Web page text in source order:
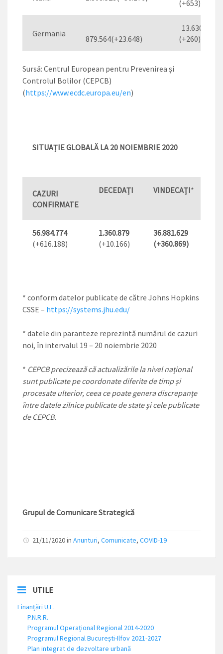
(+653)
Germania
879.564(+23.648)
13.630
(+260)
Sursă: Centrul European pentru Prevenirea și
Controlul Bolilor (CEPCB)
(https://www.ecdc.europa.eu/en)
SITUAȚIE GLOBALĂ LA 20 NOIEMBRIE 2020
CAZURI
CONFIRMATE
DECEDAȚI VINDECAȚI*
56.984.774
(+616.188)
1.360.879
(+10.166)
36.881.629
(+360.869)
* conform datelor publicate de către Johns Hopkins
CSSE – https://systems.jhu.edu/
* datele din paranteze reprezintă numărul de cazuri
noi, în intervalul 19 – 20 noiembrie 2020
* CEPCB precizează că actualizările la nivel național
sunt publicate pe coordonate diferite de timp și
procesate ulterior, ceea ce poate genera discrepanțe
între datele zilnice publicate de state și cele publicate
de CEPCB.
Grupul de Comunicare Strategică
21/11/2020 in Anunturi, Comunicate, COVID-19
UTILE
Finanțări U.E.
P.N.R.R.
Programul Operațional Regional 2014-2020
Programul Regional București-Ilfov 2021-2027
Plan integrat de dezvoltare urbană